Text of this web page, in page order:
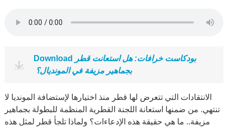
Download
بودكاست خرافات: هل استعانت قطر
بجماهير مزيفة في المونديال؟ ‏
الانتقادات التي تتعرض لها قطر منذ اختيارها لإستضافة المونديا لا
تنتهي. من ضمنها ‏استعانة اللجنة القطرية المنظمة للبطولة بجماهير
مزيفة.. ما هي حقيقة هذه الإدعاءات؟ ‏ولماذا تلجأ قطر لمثل هذه